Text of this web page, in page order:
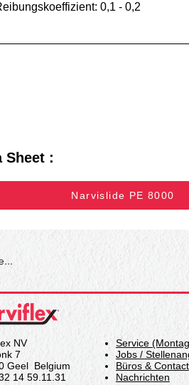
0,1 - 0,2
Sheet :
Narvislide PE 8000
NV
7
Geel Belgium
14 59.11.31
Service
Jobs /
Büros & Contact
Nachrichten